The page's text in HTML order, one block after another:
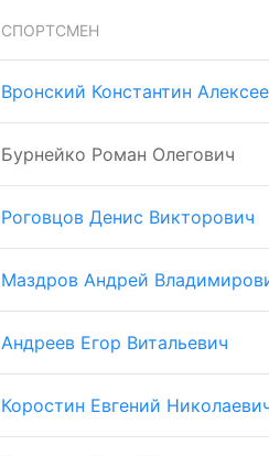
СПОРТСМЕН
Вронский Константин
Бурнейко Роман Олегович
Роговцов Денис Викторович
Маздров Андрей
Андреев Егор Витальевич
Коростин Евгений